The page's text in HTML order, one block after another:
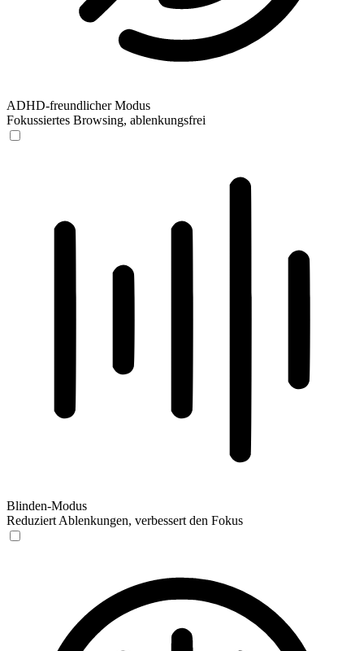
ADHD-freundlicher Modus
Fokussiertes Browsing, ablenkungsfrei
Blinden-Modus
Reduziert Ablenkungen, verbessert den Fokus